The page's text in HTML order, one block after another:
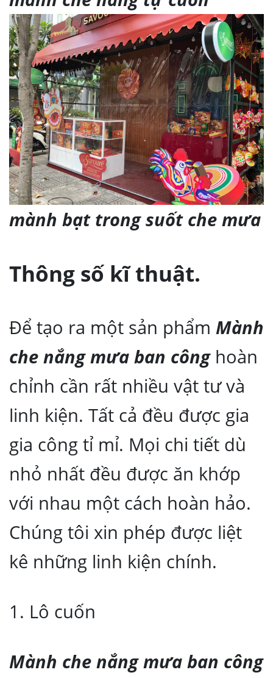
mành bạt trong suốt che mưa
Thông số kĩ thuật.
Để tạo ra một sản phẩm Mành
che nắng mưa ban cônghoàn
chỉnh cần rất nhiều vật tư và
linh kiện. Tất cả đều được gia
gia công tỉ mỉ. Mọi chi tiết dù
nhỏ nhất đều được ăn khớp
với nhau một cách hoàn hảo.
Chúng tôi xin phép được liệt
kê những linh kiện chính.
1. Lô cuốn
Mành che nắng mưa ban công